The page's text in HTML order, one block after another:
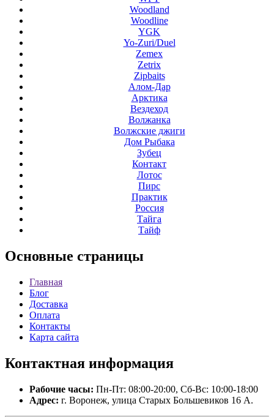
Woodland
Woodline
YGK
Yo-Zuri/Duel
Zemex
Zetrix
Zipbaits
Алом-Дар
Арктика
Вездеход
Волжанка
Волжские джиги
Дом Рыбака
Зубец
Контакт
Лотос
Пирс
Практик
Россия
Тайга
Тайф
Основные страницы
Главная
Блог
Доставка
Оплата
Контакты
Карта сайта
Контактная информация
Рабочие часы: Пн-Пт: 08:00-20:00, Сб-Вс: 10:00-18:00
Адрес: г. Воронеж, улица Старых Большевиков 16 А.